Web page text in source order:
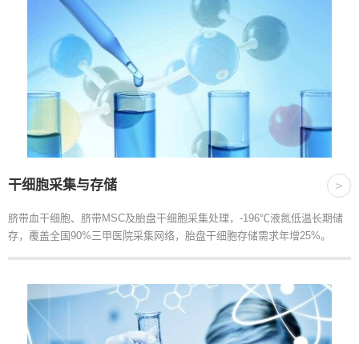
干细胞采集与存储 >
脐带血干细胞、脐带MSC及胎盘干细胞采集处理，-196℃液氮低温长期储
存，覆盖全国90%三甲医院采集网络，胎盘干细胞存储需求年增25%。